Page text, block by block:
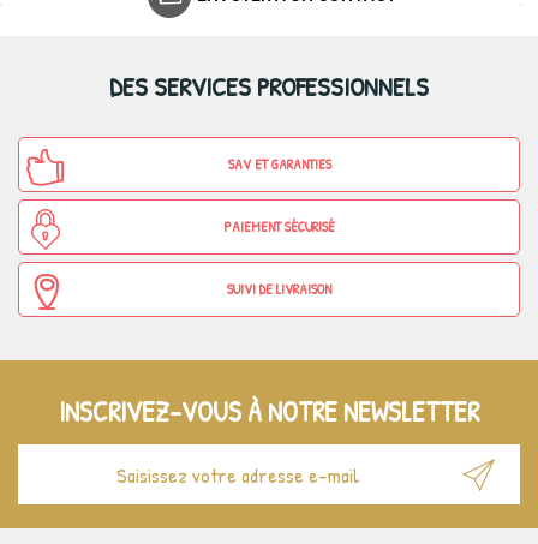
DES SERVICES PROFESSIONNELS
SAV ET GARANTIES
PAIEMENT SÉCURISÉ
SUIVI DE LIVRAISON
INSCRIVEZ-VOUS À NOTRE NEWSLETTER